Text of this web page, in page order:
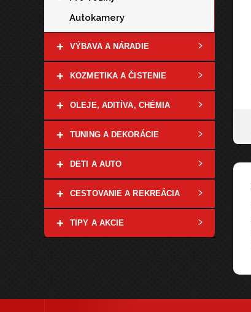
Autokamery
+ VÝBAVA A NÁRADIE
+ KOZMETIKA A ČISTENIE
+ OLEJE, ADITÍVA, CHÉMIA
+ TUNING A DEKORÁCIE
+ DETI A AUTO
+ CESTOVANIE A REKREÁCIA
+ TIPY A AKCIE